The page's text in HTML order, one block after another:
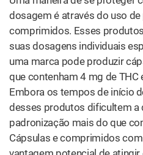
Mas a ingestão de
cannabis cristalino ou até o
pode ser benéfica para
solução de saúde muito
caso em 2013
documentou
estilo RSO funcionava como
LLA” (leucemia linfoblástica
“rápida e dose-dependente”.
tenham experimentado
do estado de alerta,